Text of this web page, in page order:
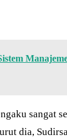
sangat
dia,